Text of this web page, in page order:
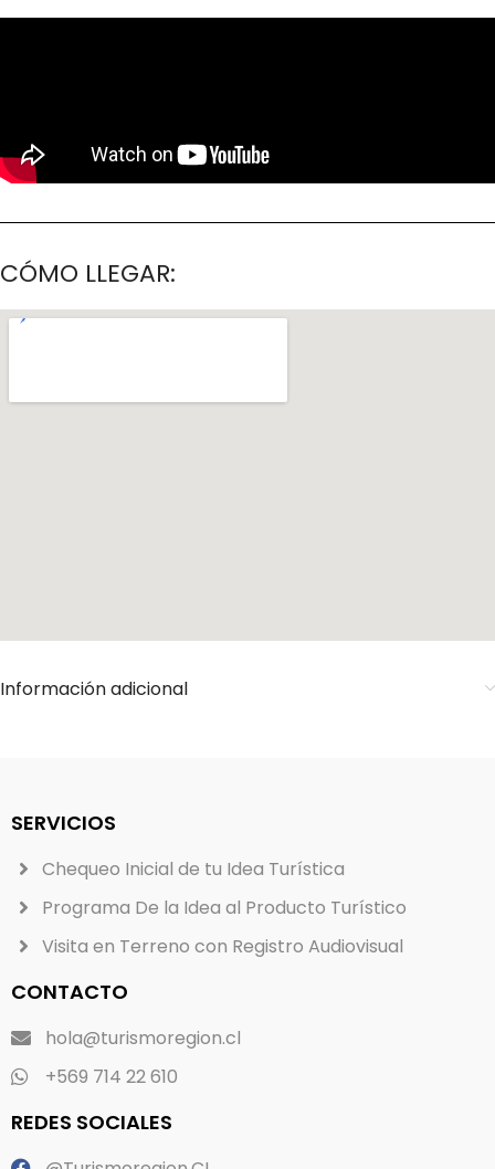
CÓMO LLEGAR:
Información adicional
SERVICIOS
Chequeo Inicial de tu Idea Turística
Programa De la Idea al Producto Turístico
Visita en Terreno con Registro Audiovisual
CONTACTO
hola@turismoregion.cl
+569 714 22 610
REDES SOCIALES